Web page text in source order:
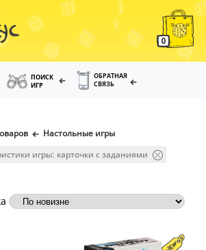
0
ПОИСК
ИГР
ОБРАТНАЯ
СВЯЗЬ
Настольные игры
игры: карточки с заданиями